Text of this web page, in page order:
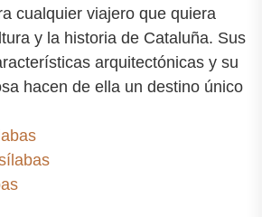
cualquier viajero que quiera
y la historia de Cataluña. Sus
arquitectónicas y su
hacen de ella un destino único